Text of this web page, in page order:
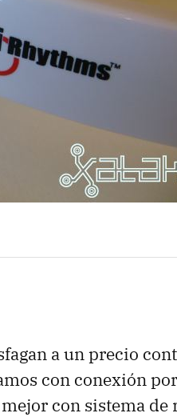
a un precio
con conexión
con sistema